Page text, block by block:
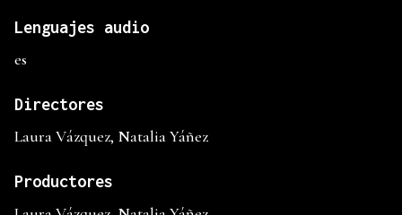
Lenguajes audio
es
Directores
Laura Vázquez, Natalia Yáñez
Productores